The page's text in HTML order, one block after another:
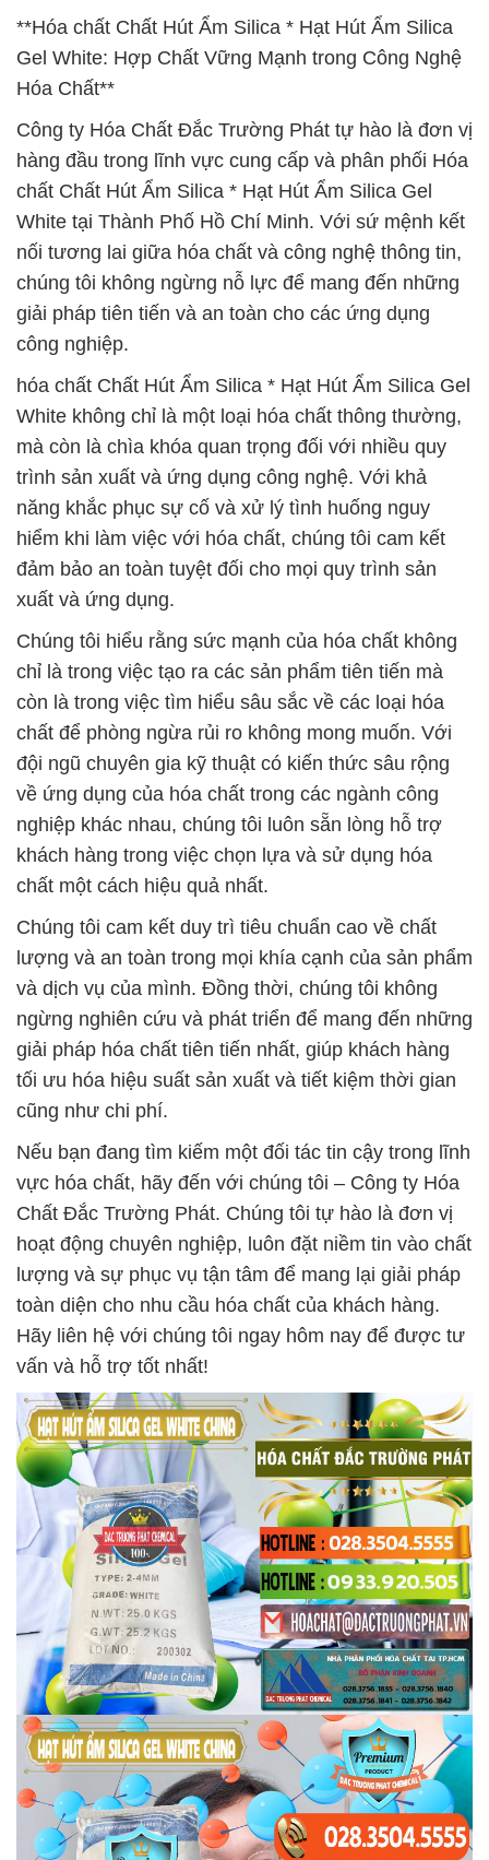
**Hóa chất Chất Hút Ẩm Silica * Hạt Hút Ẩm Silica
Gel White: Hợp Chất Vững Mạnh trong Công Nghệ
Hóa Chất**
Công ty Hóa Chất Đắc Trường Phát tự hào là đơn vị
hàng đầu trong lĩnh vực cung cấp và phân phối Hóa
chất Chất Hút Ẩm Silica * Hạt Hút Ẩm Silica Gel
White tại Thành Phố Hồ Chí Minh. Với sứ mệnh kết
nối tương lai giữa hóa chất và công nghệ thông tin,
chúng tôi không ngừng nỗ lực để mang đến những
giải pháp tiên tiến và an toàn cho các ứng dụng
công nghiệp.
hóa chất Chất Hút Ẩm Silica * Hạt Hút Ẩm Silica Gel
White không chỉ là một loại hóa chất thông thường,
mà còn là chìa khóa quan trọng đối với nhiều quy
trình sản xuất và ứng dụng công nghệ. Với khả
năng khắc phục sự cố và xử lý tình huống nguy
hiểm khi làm việc với hóa chất, chúng tôi cam kết
đảm bảo an toàn tuyệt đối cho mọi quy trình sản
xuất và ứng dụng.
Chúng tôi hiểu rằng sức mạnh của hóa chất không
chỉ là trong việc tạo ra các sản phẩm tiên tiến mà
còn là trong việc tìm hiểu sâu sắc về các loại hóa
chất để phòng ngừa rủi ro không mong muốn. Với
đội ngũ chuyên gia kỹ thuật có kiến thức sâu rộng
về ứng dụng của hóa chất trong các ngành công
nghiệp khác nhau, chúng tôi luôn sẵn lòng hỗ trợ
khách hàng trong việc chọn lựa và sử dụng hóa
chất một cách hiệu quả nhất.
Chúng tôi cam kết duy trì tiêu chuẩn cao về chất
lượng và an toàn trong mọi khía cạnh của sản phẩm
và dịch vụ của mình. Đồng thời, chúng tôi không
ngừng nghiên cứu và phát triển để mang đến những
giải pháp hóa chất tiên tiến nhất, giúp khách hàng
tối ưu hóa hiệu suất sản xuất và tiết kiệm thời gian
cũng như chi phí.
Nếu bạn đang tìm kiếm một đối tác tin cậy trong lĩnh
vực hóa chất, hãy đến với chúng tôi – Công ty Hóa
Chất Đắc Trường Phát. Chúng tôi tự hào là đơn vị
hoạt động chuyên nghiệp, luôn đặt niềm tin vào chất
lượng và sự phục vụ tận tâm để mang lại giải pháp
toàn diện cho nhu cầu hóa chất của khách hàng.
Hãy liên hệ với chúng tôi ngay hôm nay để được tư
vấn và hỗ trợ tốt nhất!